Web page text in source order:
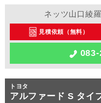
ネッツ山口綾
見積依頼（無料）
トヨタ
アルファード S タイ